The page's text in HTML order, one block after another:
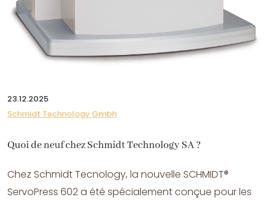
23.12.2025
Schmidt Technology Gmbh
Quoi de neuf chez Schmidt Technology SA ?
Chez Schmidt Tecnology, la nouvelle SCHMIDT®
ServoPress 602 a été spécialement conçue pour les